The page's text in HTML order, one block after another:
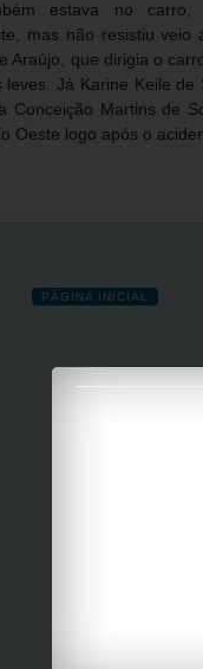
estava no carro,
mas não resistiu
Araújo, que dirigia o
Já Karine Keile de
Conceição Martins de
Oeste logo após o
PÁGINA INICIAL